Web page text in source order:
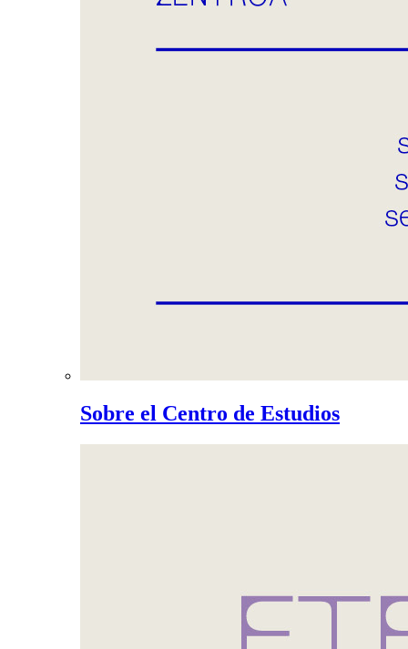
Sobre el Centro de Estudios